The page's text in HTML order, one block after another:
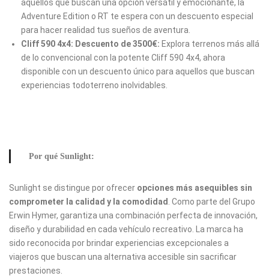
aquellos que buscan una opción versátil y emocionante, la
Adventure Edition o RT te espera con un descuento especial
para hacer realidad tus sueños de aventura.
Cliff 590 4x4: Descuento de 3500€: Explora terrenos más allá
de lo convencional con la potente Cliff 590 4x4, ahora
disponible con un descuento único para aquellos que buscan
experiencias todoterreno inolvidables.
Por qué Sunlight:
Sunlight se distingue por ofrecer opciones más asequibles sin
comprometer la calidad y la comodidad . Como parte del Grupo
Erwin Hymer, garantiza una combinación perfecta de innovación,
diseño y durabilidad en cada vehículo recreativo. La marca ha
sido reconocida por brindar experiencias excepcionales a
viajeros que buscan una alternativa accesible sin sacrificar
prestaciones.